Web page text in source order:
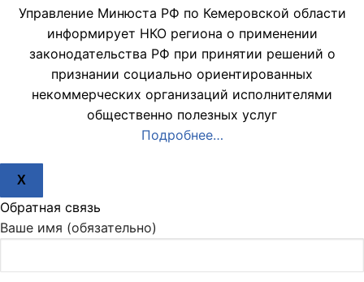
Управление Минюста РФ по Кемеровской области
информирует НКО региона о применении
законодательства РФ при принятии решений о
признании социально ориентированных
некоммерческих организаций исполнителями
общественно полезных услуг
Подробнее…
X
Обратная связь
Ваше имя (обязательно)